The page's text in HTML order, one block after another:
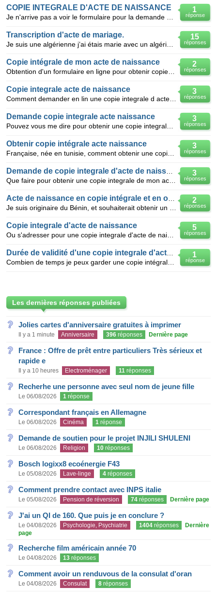
1
réponse
COPIE INTEGRALE D'ACTE DE NAISSANCE
15
réponses
Transcription d'acte de mariage.
2
réponses
Copie intégrale de mon acte de naissance
3
réponses
Copie integrale acte de naissance
3
réponses
Demande copie integrale acte naissance
3
réponses
Obtenir copie intégrale acte naissance
3
réponses
2
réponses
5
réponses
Copie integrale d'acte de naissance
1
réponse
Les dernières réponses publiées
Jolies cartes d'anniversaire gratuites à imprimer
Il y a 1 minute Anniversaire 396 réponses Dernière page
France : Offre de prêt entre particuliers Très sérieux et
rapide e
Il y a 10 heures Electroménager 11 réponses
Recherhe une personne avec seul nom de jeune fille
Le 06/08/2026 1 réponse
Correspondant français en Allemagne
Le 06/08/2026 Cinéma 1 réponse
Demande de soutien pour le projet INJILI SHULENI
Le 06/08/2026 Religion 10 réponses
Bosch logixx8 ecoénergie F43
Le 05/08/2026 Lave-linge 4 réponses
Comment prendre contact avec INPS italie
Le 05/08/2026 Pension de réversion 74 réponses Dernière page
J'ai un QI de 160. Que puis je en conclure ?
Le 04/08/2026 Psychologie, Psychiatrie 1404 réponses
Dernière
page
Recherche film américain année 70
Le 04/08/2026 13 réponses
Comment avoir un renduvous de la consulat d'oran
Le 04/08/2026 Consulat 8 réponses